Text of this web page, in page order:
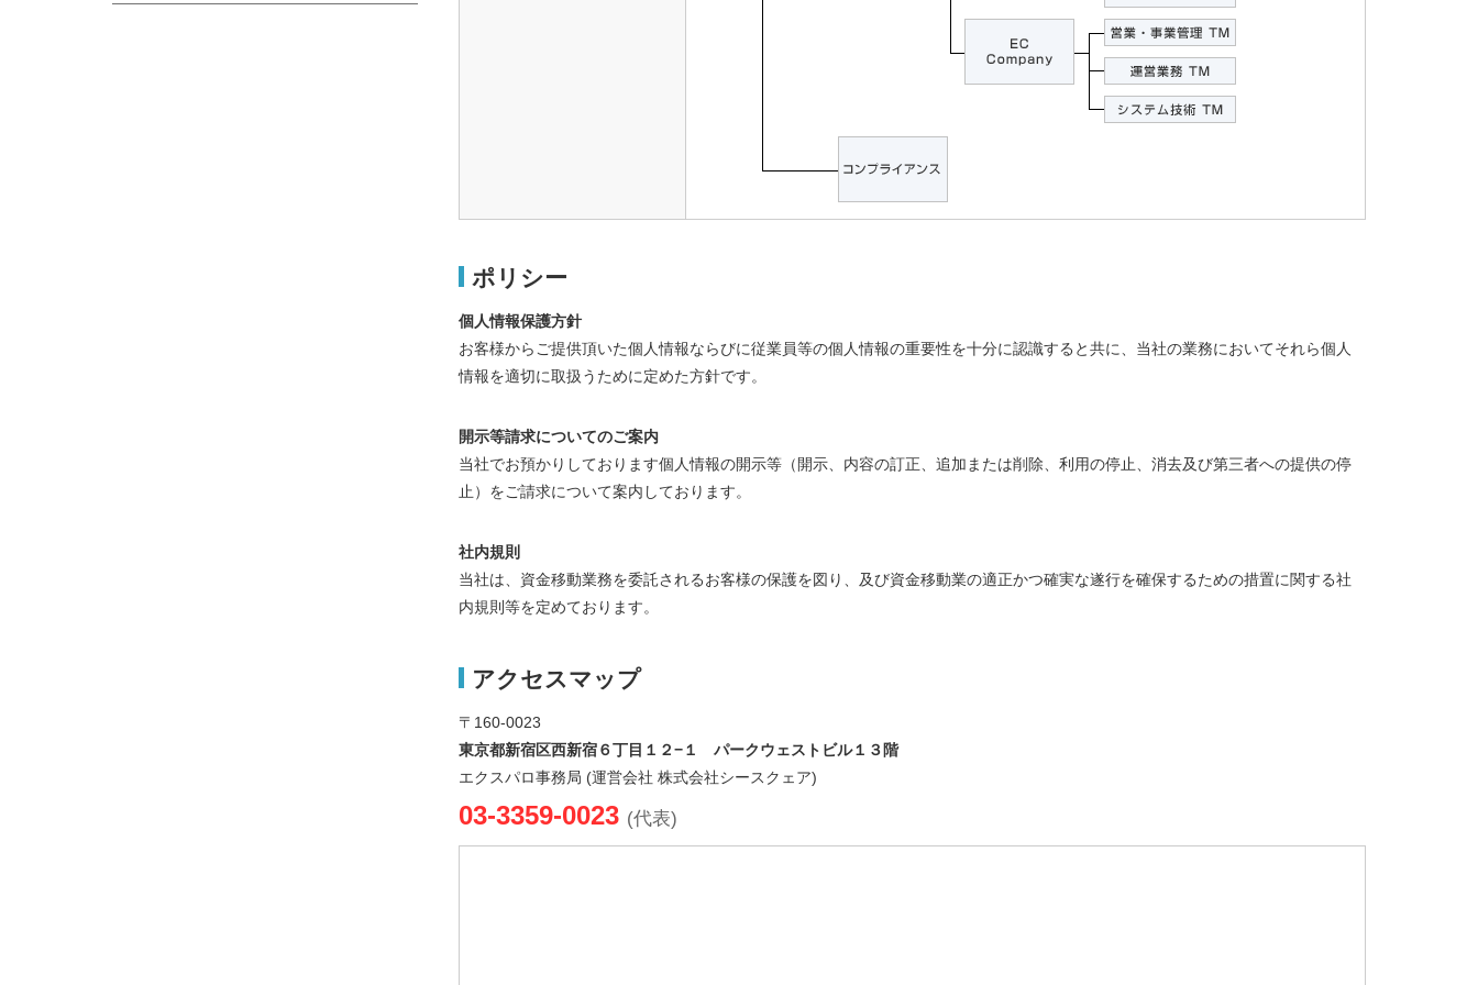
ポリシー
個人情報保護方針
お客様からご提供頂いた個人情報ならびに従業員等の個人情報の重要性を十分に認識すると共に、当社の業務においてそれら個人
情報を適切に取扱うために定めた方針です。
開示等請求についてのご案内
当社でお預かりしております個人情報の開示等（開示、内容の訂正、追加または削除、利用の停止、消去及び第三者への提供の停
止）をご請求について案内しております。
社内規則
当社は、資金移動業務を委託されるお客様の保護を図り、及び資金移動業の適正かつ確実な遂行を確保するための措置に関する社
内規則等を定めております。
アクセスマップ
〒160-0023
東京都新宿区西新宿６丁目１２−１ パークウェストビル１３階
エクスパロ事務局 (運営会社 株式会社シースクェア)
03-3359-0023 (代表)